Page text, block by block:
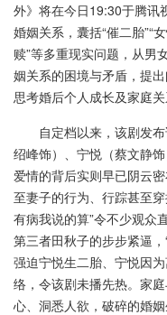
外》将在今日19:30于腾讯
婚姻关系，囊括“催二胎”“
赎”等多重现实问题，从男
姻关系的困境与矛盾，提
思考婚后个人成长及家庭关
自定档以来，该剧发布
绍峰饰）、宁悦（蔡文静
爱情的背后实则早已阴云
至妻子的行为、行踪甚至
有病我说的算”令不少观众
第三者田秋子的步步紧逼
强迫宁悦生二胎、宁悦因
络，令该剧未播先热。家
心、洞悉人欲，破碎的婚